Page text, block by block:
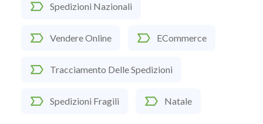
Spedizioni Nazionali
Vendere Online ECommerce
Tracciamento Delle Spedizioni
Spedizioni Fragili Natale